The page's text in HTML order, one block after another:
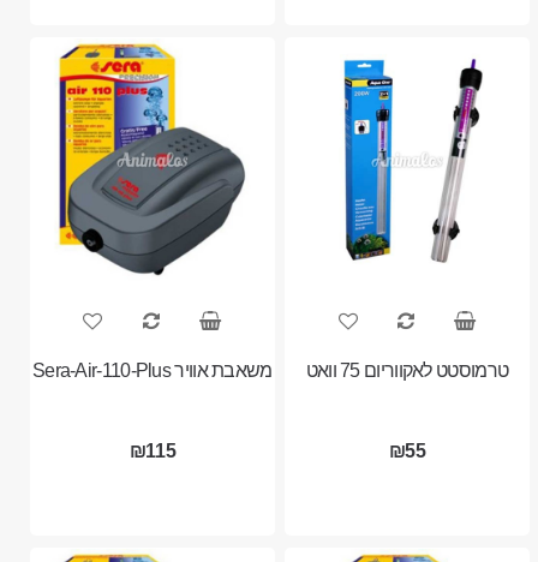
טרמוסטט לאקווריום 75 וואט
₪55
משאבת אוויר Sera-Air-110-Plus
₪115